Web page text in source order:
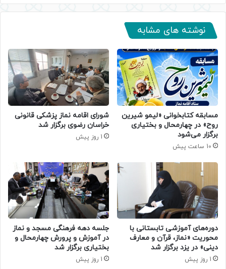
نوشته های مشابه
مسابقه کتابخوانی «لیمو شیرین
روح» در چهارمحال و بختیاری
برگزار می‌شود
10 ساعت پیش
شورای اقامه نماز پزشکی قانونی
خراسان رضوی برگزار شد
1 روز پیش
دوره‌های آموزشی تابستانی با
محوریت «نماز، قرآن و معارف
دینی» در یزد برگزار شد
1 روز پیش
جلسه دهه فرهنگی مسجد و نماز
در آموزش و پرورش چهارمحال و
بختیاری برگزار شد
1 روز پیش